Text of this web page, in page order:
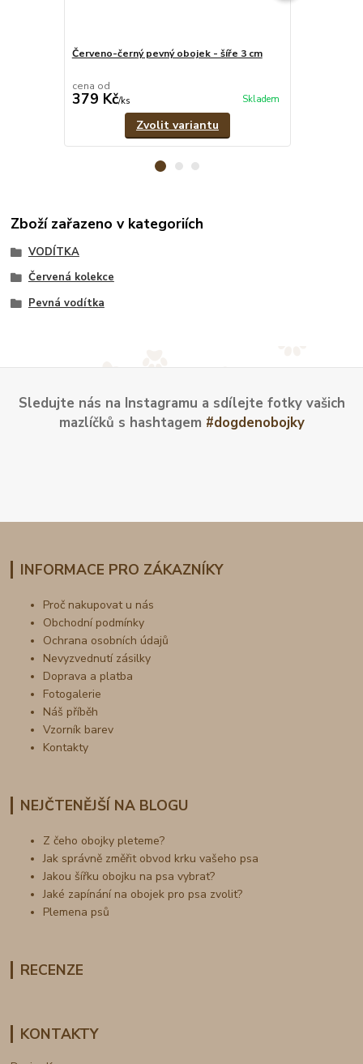
Červeno-černý pevný obojek - šíře 3 cm
cena od
379 Kč/ks Skladem
Zvolit variantu
Zboží zařazeno v kategoriích
VODÍTKA
Červená kolekce
Pevná vodítka
Sledujte nás na Instagramu a sdílejte fotky vašich
mazlíčků s hashtagem #dogdenobojky
INFORMACE PRO ZÁKAZNÍKY
Proč nakupovat u nás
Obchodní podmínky
Ochrana osobních údajů
Nevyzvednutí zásilky
Doprava a platba
Fotogalerie
Náš příběh
Vzorník barev
Kontakty
NEJČTENĚJŠÍ NA BLOGU
Z čeho obojky pleteme?
Jak správně změřit obvod krku vašeho psa
Jakou šířku obojku na psa vybrat?
Jaké zapínání na obojek pro psa zvolit?
Plemena psů
RECENZE
KONTAKTY